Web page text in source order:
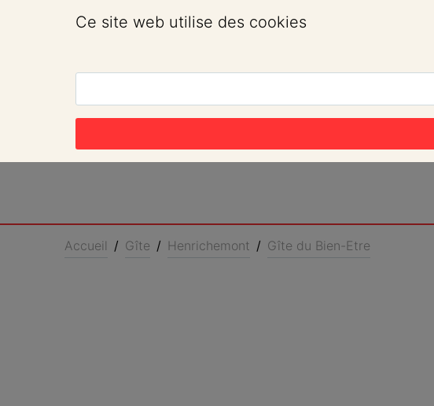
Ce site web utilise des cookies
Accueil / Gîte / Henrichemont / Gîte du Bien-Etre